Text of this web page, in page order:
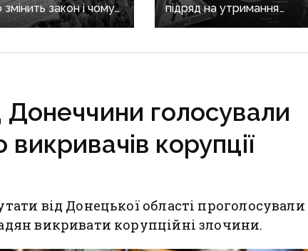
закон і чому
ще не гарантує
підряд на утримання
дороги
Донеччини голосували
корупції
від Донецької області проголосували
викривати корупційні злочини.